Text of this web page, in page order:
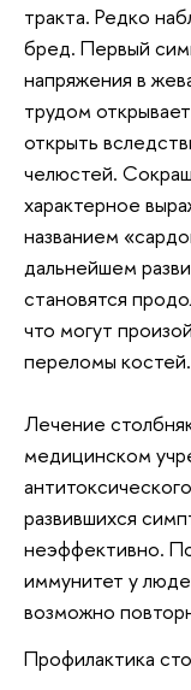
тракта. Редко
бред. Первый
напряжения в
трудом
открыть
челюстей.
характерное
названием
дальнейшем
становятся
что могут
переломы костей.
Лечение
медицинском
развившихся
неэффективно.
иммунитет у
возможно
Профилактика